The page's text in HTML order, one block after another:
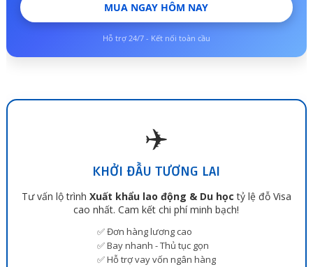
MUA NGAY HÔM NAY
Hỗ trợ 24/7 - Kết nối toàn cầu
✈️
KHỞI ĐẦU TƯƠNG LAI
Tư vấn lộ trình Xuất khẩu lao động & Du học tỷ lệ đỗ Visa
cao nhất. Cam kết chi phí minh bạch!
✅ Đơn hàng lương cao
✅ Bay nhanh - Thủ tục gọn
✅ Hỗ trợ vay vốn ngân hàng